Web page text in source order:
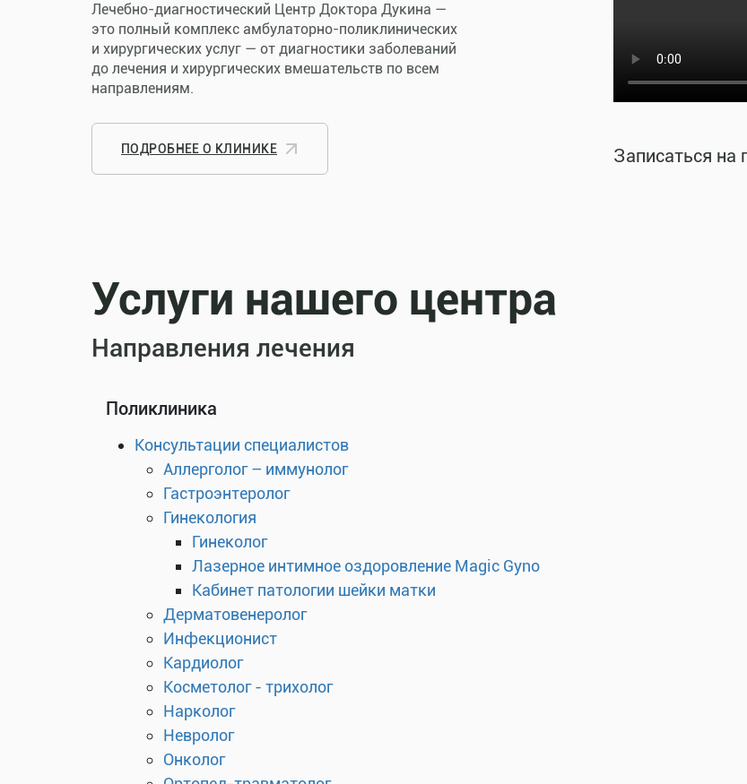
Лечебно-диагностический Центр Доктора Дукина —
это полный комплекс амбулаторно-поликлинических
и хирургических услуг — от диагностики заболеваний
до лечения и хирургических вмешательств по всем
направлениям.
ПОДРОБНЕЕ О КЛИНИКЕ Записаться на
Услуги нашего центра
Направления лечения
Поликлиника
Консультации специалистов
Аллерголог – иммунолог
Гастроэнтеролог
Гинекология
Гинеколог
Лазерное интимное оздоровление Magic Gyno
Кабинет патологии шейки матки
Дерматовенеролог
Инфекционист
Кардиолог
Косметолог - трихолог
Нарколог
Невролог
Онколог